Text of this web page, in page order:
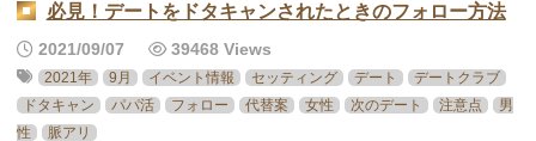
必見！デートをドタキャンされたときのフォロー方法
2021/09/07 39468 Views
2021年 9月 イベント情報 セッティング デート
デートクラブ
ドタキャン
パパ活 フォロー 代替案 女性 次のデート 注意点
男
性
脈アリ